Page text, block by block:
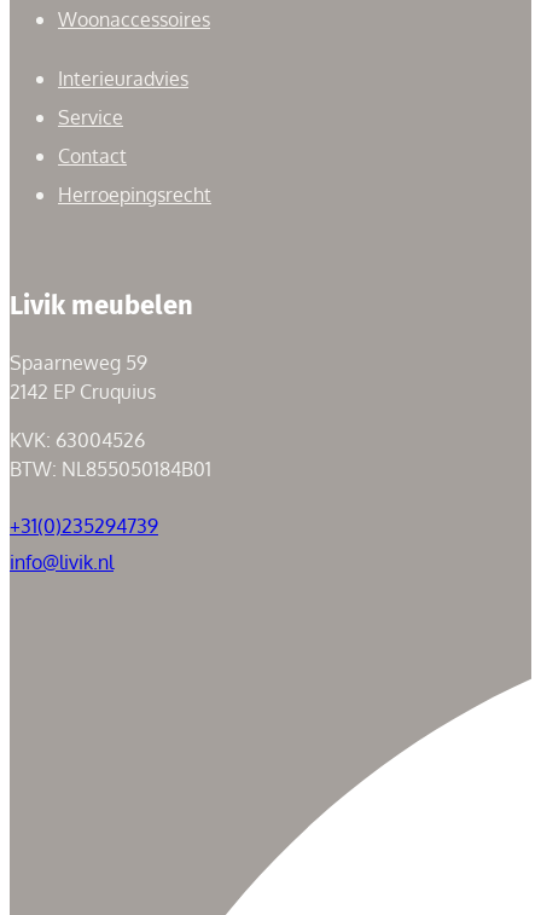
Woonaccessoires
Interieuradvies
Service
Contact
Herroepingsrecht
Livik meubelen
Spaarneweg 59
2142 EP Cruquius
KVK: 63004526
BTW: NL855050184B01
+31(0)235294739
info@livik.nl